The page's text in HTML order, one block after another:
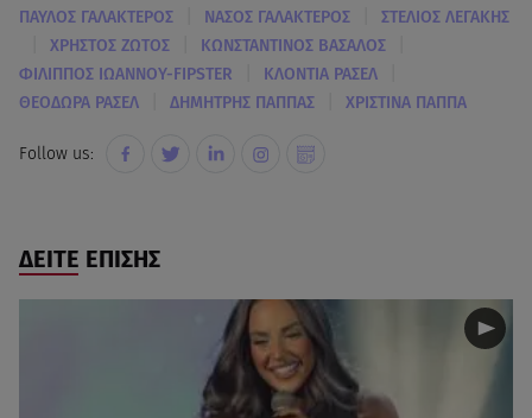
ΠΑΥΛΟΣ ΓΑΛΑΚΤΕΡΟΣ ΝΑΣΟΣ ΓΑΛΑΚΤΕΡΟΣ ΣΤΕΛΙΟΣ ΛΕΓΑΚΗΣ
ΧΡΗΣΤΟΣ ΖΩΤΟΣ ΚΩΝΣΤΑΝΤΙΝΟΣ ΒΑΣΑΛΟΣ
ΦΙΛΙΠΠΟΣ ΙΩΑΝΝΟΥ-FIPSTER ΚΛΟΝΤΙΑ ΡΑΣΕΛ
ΘΕΟΔΩΡΑ ΡΑΣΕΛ ΔΗΜΗΤΡΗΣ ΠΑΠΠΑΣ ΧΡΙΣΤΙΝΑ ΠΑΠΠΑ
Follow us:
ΔΕΙΤΕ ΕΠΙΣΗΣ